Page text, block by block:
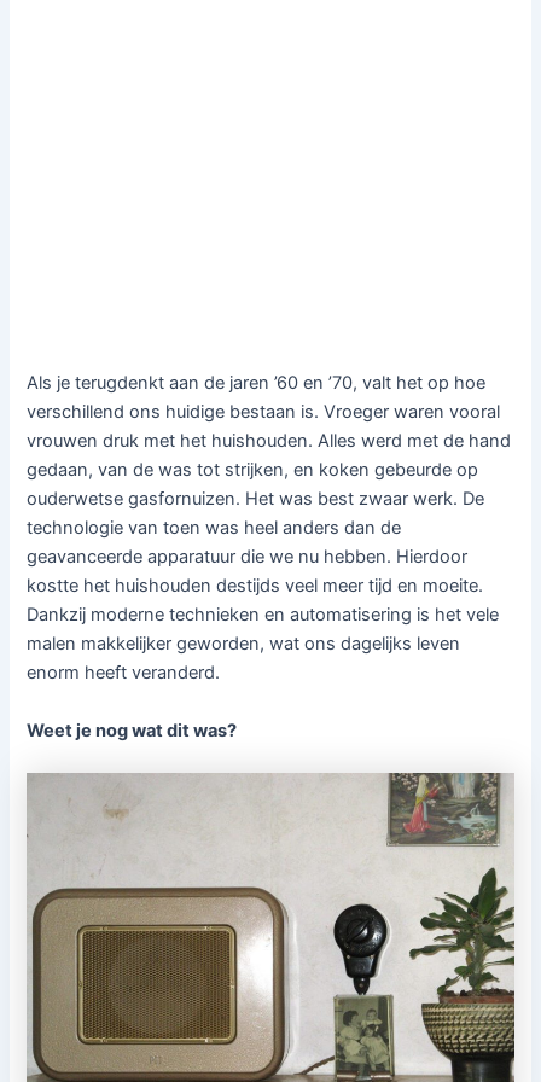
Als je terugdenkt aan de jaren ’60 en ’70, valt het op hoe
verschillend ons huidige bestaan is. Vroeger waren vooral
vrouwen druk met het huishouden. Alles werd met de hand
gedaan, van de was tot strijken, en koken gebeurde op
ouderwetse gasfornuizen. Het was best zwaar werk. De
technologie van toen was heel anders dan de
geavanceerde apparatuur die we nu hebben. Hierdoor
kostte het huishouden destijds veel meer tijd en moeite.
Dankzij moderne technieken en automatisering is het vele
malen makkelijker geworden, wat ons dagelijks leven
enorm heeft veranderd.
Weet je nog wat dit was?